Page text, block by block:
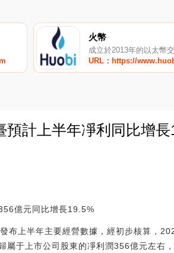
火幣
成立於2013年的以太幣
URL：https://
預計上半年凈利同比增
億元同比增長19.5%
布上半年主要經營數據，經初步核算，
屬于上市公司股東的凈利潤356億元左右